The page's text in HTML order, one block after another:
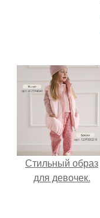
Стильный образ
для девочек.